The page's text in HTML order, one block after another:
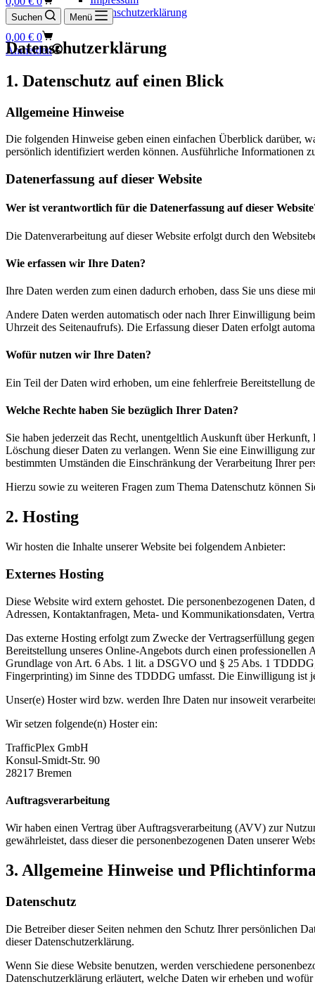
Datenschutzerklärung
Warenkorb
0,00 € 0
Anmelden
Suchen Menü
Datenschutzerklärung
1. Datenschutz auf einen Blick
Allgemeine Hinweise
Die folgenden Hinweise geben einen einfachen Überblick darüber,
persönlich identifiziert werden können. Ausführliche Informationen
Datenerfassung auf dieser Website
Wer ist verantwortlich für die Datenerfassung auf dieser
Die Datenverarbeitung auf dieser Website erfolgt durch den
Wie erfassen wir Ihre Daten?
Ihre Daten werden zum einen dadurch erhoben, dass Sie uns diese
Andere Daten werden automatisch oder nach Ihrer Einwilligung
Uhrzeit des Seitenaufrufs). Die Erfassung dieser Daten erfolgt
Wofür nutzen wir Ihre Daten?
Ein Teil der Daten wird erhoben, um eine fehlerfreie Bereitstellung
Welche Rechte haben Sie bezüglich Ihrer Daten?
Sie haben jederzeit das Recht, unentgeltlich Auskunft über
Löschung dieser Daten zu verlangen. Wenn Sie eine Einwilligung
bestimmten Umständen die Einschränkung der Verarbeitung Ihrer
Hierzu sowie zu weiteren Fragen zum Thema Datenschutz können
2. Hosting
Wir hosten die Inhalte unserer Website bei folgendem Anbieter:
Externes Hosting
Diese Website wird extern gehostet. Die personenbezogenen
Adressen, Kontaktanfragen, Meta- und Kommunikationsdaten,
Das externe Hosting erfolgt zum Zwecke der Vertragserfüllung
Bereitstellung unseres Online-Angebots durch einen
Grundlage von Art. 6 Abs. 1 lit. a DSGVO und § 25 Abs. 1
Fingerprinting) im Sinne des TDDDG umfasst. Die Einwilligung ist
Unser(e) Hoster wird bzw. werden Ihre Daten nur insoweit
Wir setzen folgende(n) Hoster ein:
TrafficPlex GmbH
Konsul-Smidt-Str. 90
28217 Bremen
Auftragsverarbeitung
Wir haben einen Vertrag über Auftragsverarbeitung (AVV) zur
gewährleistet, dass dieser die personenbezogenen Daten unserer
3. Allgemeine Hinweise und
Datenschutz
Die Betreiber dieser Seiten nehmen den Schutz Ihrer persönlichen
dieser Datenschutzerklärung.
Wenn Sie diese Website benutzen, werden verschiedene
Datenschutzerklärung erläutert, welche Daten wir erheben und